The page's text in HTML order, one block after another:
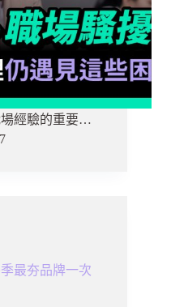
經驗的重要…
最夯品牌一次